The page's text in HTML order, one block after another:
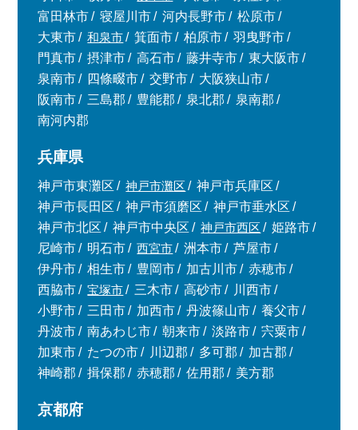
富田林市
寝屋川市 河内長野市
松原市
大東市
和泉市 箕面市 柏原市
羽曳野市
門真市
摂津市 高石市 藤井寺市
東大阪市
泉南市
四條畷市 交野市
大阪狭山市
阪南市
三島郡 豊能郡 泉北郡
泉南郡
南河内郡
兵庫県
神戸市東灘区 神戸市灘区
神戸市兵庫区
神戸市長田区
神戸市須磨区
神戸市垂水区
神戸市北区
神戸市中央区 神戸市西区
姫路市
尼崎市
明石市 西宮市 洲本市
芦屋市
伊丹市
相生市 豊岡市 加古川市
赤穂市
西脇市
宝塚市 三木市 高砂市
川西市
小野市
三田市 加西市 丹波篠山市
養父市
丹波市
南あわじ市 朝来市 淡路市
宍粟市
加東市
たつの市 川辺郡 多可郡
加古郡
神崎郡
揖保郡 赤穂郡 佐用郡 美方郡
京都府